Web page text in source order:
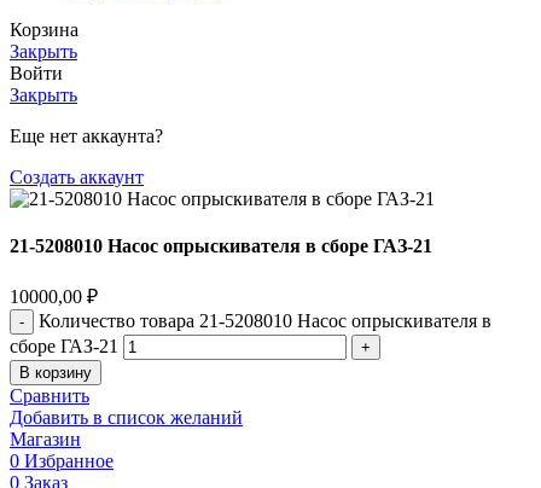
Корзина
Закрыть
Войти
Закрыть
Еще нет аккаунта?
Создать аккаунт
21-5208010 Насос опрыскивателя в сборе ГАЗ-21
10000,00 ₽
Количество товара 21-5208010 Насос опрыскивателя в
сборе ГАЗ-21
В корзину
Сравнить
Добавить в список желаний
Магазин
0 Избранное
0 Заказ